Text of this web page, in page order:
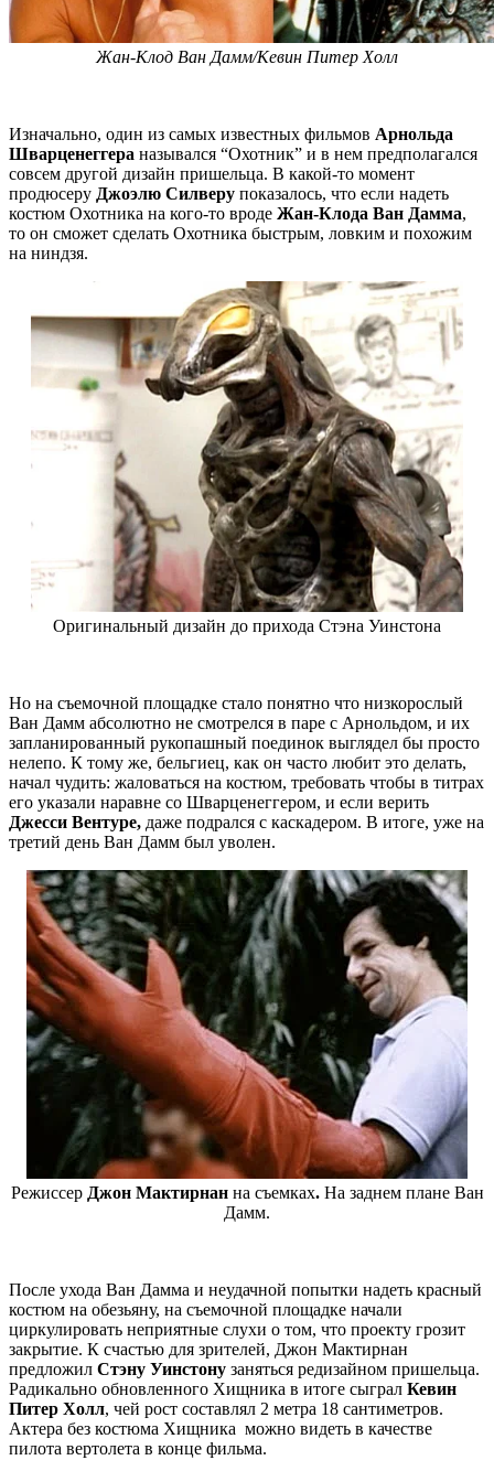
Жан-Клод Ван Дамм/Кевин Питер Холл
Изначально, один из самых известных фильмов Арнольда
Шварценеггера назывался “Охотник” и в нем предполагался
совсем другой дизайн пришельца. В какой-то момент
продюсеру Джоэлю Силверу показалось, что если надеть
костюм Охотника на кого-то вроде Жан-Клода Ван Дамма,
то он сможет сделать Охотника быстрым, ловким и похожим
на ниндзя.
Оригинальный дизайн до прихода Стэна Уинстона
Но на съемочной площадке стало понятно что низкорослый
Ван Дамм абсолютно не смотрелся в паре с Арнольдом, и их
запланированный рукопашный поединок выглядел бы просто
нелепо. К тому же, бельгиец, как он часто любит это делать,
начал чудить: жаловаться на костюм, требовать чтобы в титрах
его указали наравне со Шварценеггером, и если верить
Джесси Вентуре, даже подрался с каскадером. В итоге, уже на
третий день Ван Дамм был уволен.
РежиссерДжон Мактирнан на съемках.На заднем плане Ван
Дамм.
После ухода Ван Дамма и неудачной попытки надеть красный
костюм на обезьяну, на съемочной площадке начали
циркулировать неприятные слухи о том, что проекту грозит
закрытие. К счастью для зрителей, Джон Мактирнан
предложил Стэну Уинстону заняться редизайном пришельца.
Радикально обновленного Хищника в итоге сыграл Кевин
Питер Холл, чей рост составлял 2 метра 18 сантиметров.
Актера без костюма Хищника можно видеть в качестве
пилота вертолета в конце фильма.